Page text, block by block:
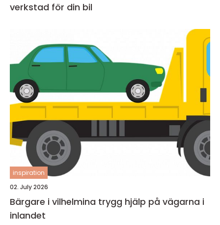
verkstad för din bil
inspiration
02. July 2026
Bärgare i vilhelmina trygg hjälp på vägarna i
inlandet